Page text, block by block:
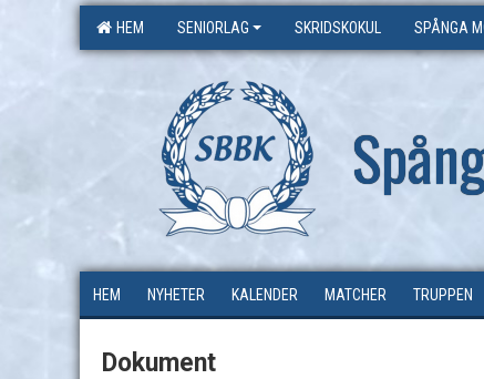
HEM SENIORLAG SKRIDSKOKUL SPÅNGA
HEM NYHETER KALENDER MATCHER TRUPPEN
Dokument